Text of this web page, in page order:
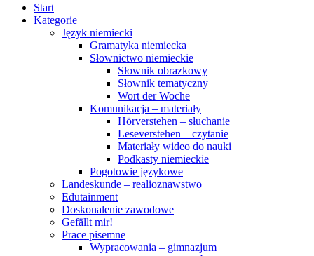
Start
Kategorie
Język niemiecki
Gramatyka niemiecka
Słownictwo niemieckie
Słownik obrazkowy
Słownik tematyczny
Wort der Woche
Komunikacja – materiały
Hörverstehen – słuchanie
Leseverstehen – czytanie
Materiały wideo do nauki
Podkasty niemieckie
Pogotowie językowe
Landeskunde – realioznawstwo
Edutainment
Doskonalenie zawodowe
Gefällt mir!
Prace pisemne
Wypracowania – gimnazjum